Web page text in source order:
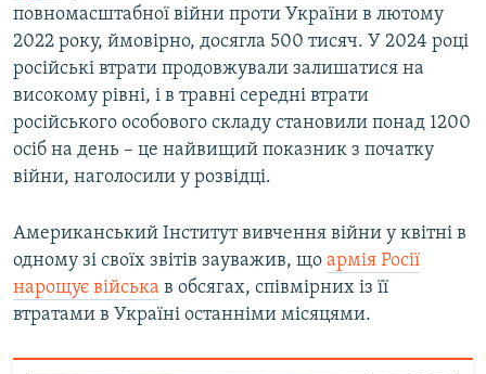
повномасштабної війни проти України в лютому
2022 року, ймовірно, досягла 500 тисяч. У 2024 році
російські втрати продовжували залишатися на
високому рівні, і в травні середні втрати
російського особового складу становили понад 1200
осіб на день – це найвищий показник з початку
війни, наголосили у розвідці.
Американський Інститут вивчення війни у квітні в
одному зі своїх звітів зауважив, що армія Росії
нарощує війська в обсягах, співмірних із її
втратами в Україні останніми місяцями.